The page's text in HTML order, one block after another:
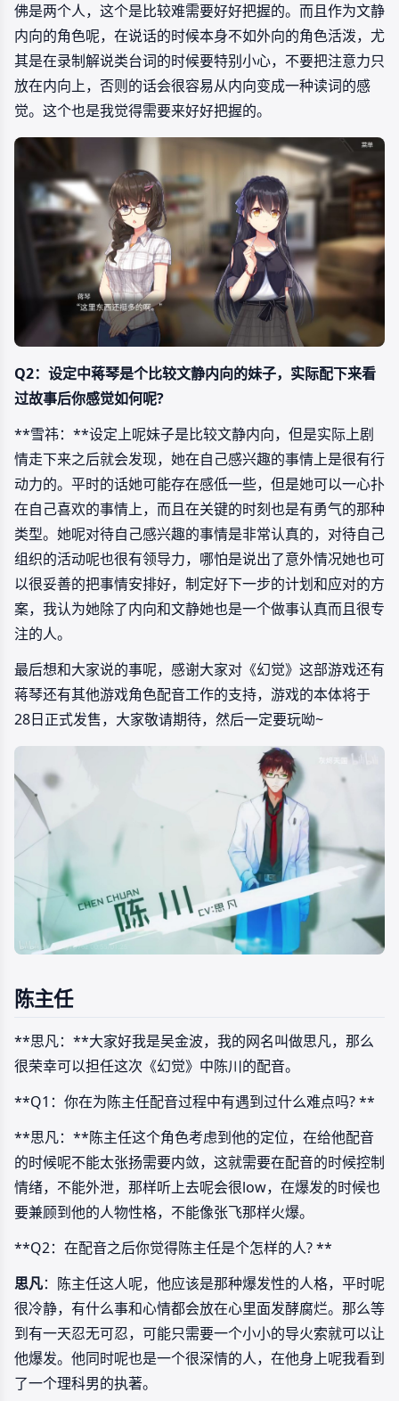
佛是两个人，这个是比较难需要好好把握的。而且作为文静
内向的角色呢，在说话的时候本身不如外向的角色活泼，尤
其是在录制解说类台词的时候要特别小心，不要把注意力只
放在内向上，否则的话会很容易从内向变成一种读词的感
觉。这个也是我觉得需要来好好把握的。
Q2：设定中蒋琴是个比较文静内向的妹子，实际配下来看
过故事后你感觉如何呢?
**雪祎：**设定上呢妹子是比较文静内向，但是实际上剧
情走下来之后就会发现，她在自己感兴趣的事情上是很有行
动力的。平时的话她可能存在感低一些，但是她可以一心扑
在自己喜欢的事情上，而且在关键的时刻也是有勇气的那种
类型。她呢对待自己感兴趣的事情是非常认真的，对待自己
组织的活动呢也很有领导力，哪怕是说出了意外情况她也可
以很妥善的把事情安排好，制定好下一步的计划和应对的方
案，我认为她除了内向和文静她也是一个做事认真而且很专
注的人。
最后想和大家说的事呢，感谢大家对《幻觉》这部游戏还有
蒋琴还有其他游戏角色配音工作的支持，游戏的本体将于
28日正式发售，大家敬请期待，然后一定要玩呦~
陈主任
**思凡：**大家好我是吴金波，我的网名叫做思凡，那么
很荣幸可以担任这次《幻觉》中陈川的配音。
**Q1：你在为陈主任配音过程中有遇到过什么难点吗? **
**思凡：**陈主任这个角色考虑到他的定位，在给他配音
的时候呢不能太张扬需要内敛，这就需要在配音的时候控制
情绪，不能外泄，那样听上去呢会很low，在爆发的时候也
要兼顾到他的人物性格，不能像张飞那样火爆。
**Q2：在配音之后你觉得陈主任是个怎样的人? **
思凡：陈主任这人呢，他应该是那种爆发性的人格，平时呢
很冷静，有什么事和心情都会放在心里面发酵腐烂。那么等
到有一天忍无可忍，可能只需要一个小小的导火索就可以让
他爆发。他同时呢也是一个很深情的人，在他身上呢我看到
了一个理科男的执著。